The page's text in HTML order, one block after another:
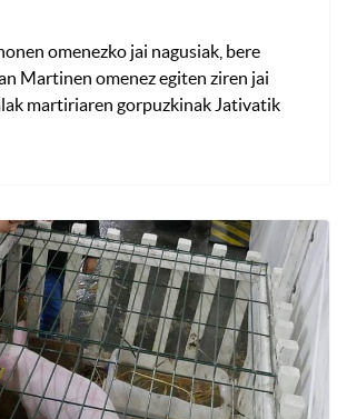
omenezko jai nagusiak, bere
Martinen omenez egiten ziren jai
martiriaren gorpuzkinak Jativatik